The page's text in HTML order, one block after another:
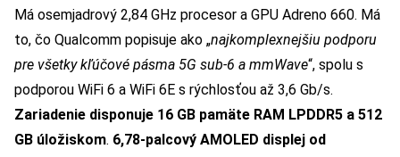
Má osemjadrový 2,84 GHz procesor a GPU Adreno 660. Má
to, čo Qualcomm popisuje ako „najkomplexnejšiu podporu
pre všetky kľúčové pásma 5G sub-6 a mmWave“, spolu s
podporou WiFi 6 a WiFi 6E s rýchlosťou až 3,6 Gb/s.
Zariadenie disponuje 16 GB pamäte RAM LPDDR5 a 512
GB úložiskom. 6,78-palcový AMOLED displej od